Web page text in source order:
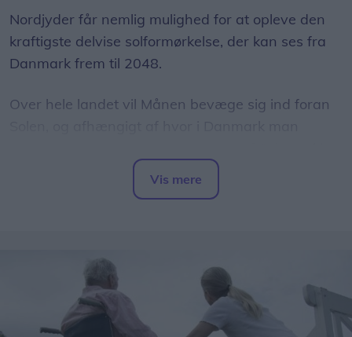
Nordjyder får nemlig mulighed for at opleve den
kraftigste delvise solformørkelse, der kan ses fra
Danmark frem til 2048.
Over hele landet vil Månen bevæge sig ind foran
før solnedgang, hvilket giver gode muligheder for
at opleve fænomenet fra steder med frit udsyn
mod vest.
Vis mere